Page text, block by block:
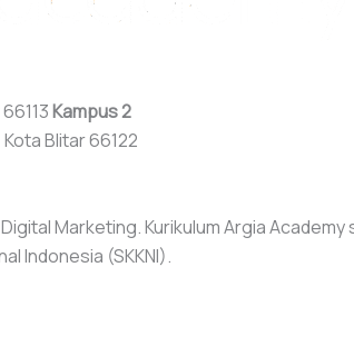
Kampus 2
Blitar 66122
Marketing. Kurikulum Argia
Indonesia (SKKNI).